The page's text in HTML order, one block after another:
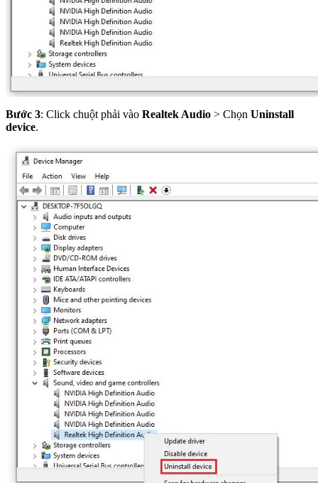
Bước 3: Click chuột phải vào Realtek Audio > Chọn Uninstall
device.